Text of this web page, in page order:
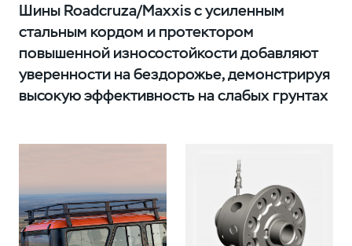
Шины Roadcruza/Maxxis с усиленным
стальным кордом и протектором
повышенной износостойкости добавляют
уверенности на бездорожье, демонстрируя
высокую эффективность на слабых грунтах